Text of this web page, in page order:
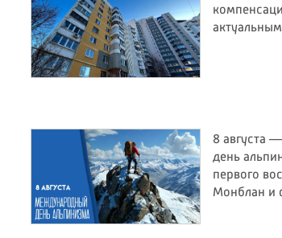
8 августа
день
первого
Монблан и